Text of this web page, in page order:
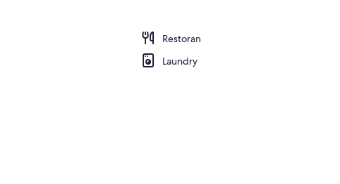
Restoran
Laundry